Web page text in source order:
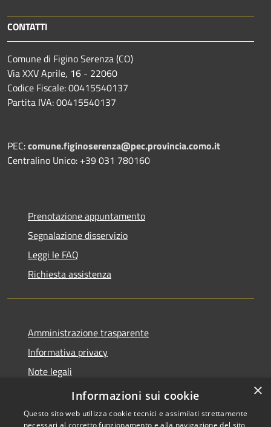
CONTATTI
Comune di Figino Serenza (CO)
Via XXV Aprile, 16 - 22060
Codice Fiscale: 00415540137
Partita IVA: 00415540137
PEC:comune.figinoserenza@pec.provincia.como.it
Centralino Unico: +39 031 780160
Prenotazione appuntamento
Segnalazione disservizio
Leggi le FAQ
Richiesta assistenza
Amministrazione trasparente
Informativa privacy
Note legali
Dichiarazione di accessibilità
×
Informazioni sui cookie
Questo sito web utilizza cookie tecnici e assimilati strettamente
necessari al corretto funzionamento e alla navigazione del sito,